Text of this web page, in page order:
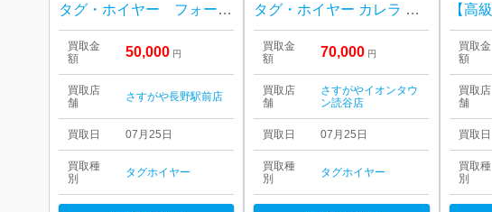
タグ・ホイヤー フォーミュラ1 クロノグラフ
買取金
額
50,000 円
買取店
舗
さすがや長野駅前店
買取日 07月25日
買取種
別
タグホイヤー
タグ・ホイヤー カレラ グランドデイト GMT キャリバー8
買取金
額
70,000 円
買取店
舗
さすがやイオンタウ
ン読谷店
買取日 07月25日
買取種
別
タグホイヤー
買取金
額
買取店
舗
買取日
買取種
別